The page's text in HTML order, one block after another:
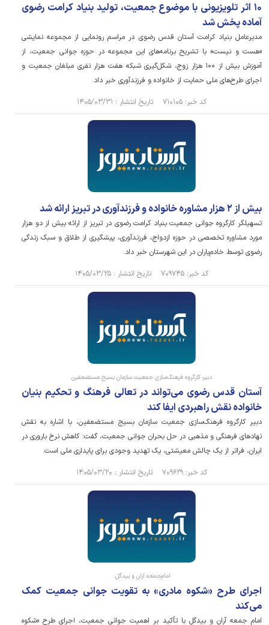
۱۰ اثر تلویزیونی با موضوع جمعیت، تولید بنیاد کرامت رضوی
آماده پخش شد
مدیرعامل بنیاد کرامت آستان قدس رضوی در مراسم رونمایی از مجموعه نمایشی
«هست و نیست» با تشریح برنامه‌های این مجموعه در حوزه جوانی جمعیت، از
آموزش بیش از ۱۰۰ هزار زوج، شکل‌گیری شبکه هفت هزار نفری مبلغان جمعیت و
اجرای طرح‌های ملی حمایت از خانواده و فرزندآوری خبر داد.
کد خبر: ۷۱۰۱۰۵ تاریخ انتشار : ۱۴۰۵/۰۳/۳۱
بیش از ۲ هزار مشاوره خانواده و فرزندآوری در تبریز ارائه شد
تسهیلگر کارگروه جوانی جمعیت بنیاد کرامت رضوی در تبریز از ارائه بیش از دو هزار
مورد مشاوره تخصصی در حوزه ازدواج، فرزندآوری، پیشگیری از طلاق و سبک زندگی
رضوی توسط خادم‌یاران در این شهرستان خبر داد.
کد خبر: ۷۰۹۷۴۵ تاریخ انتشار : ۱۴۰۵/۰۳/۲۵
دبیر کارگروه فرهنگ‌سازی جمعیت سازمان بسیج مستضعفین
آستان قدس رضوی می‌تواند در تعالی فرهنگ و تحکیم بنیان
خانواده نقش راهبردی ایفا کند
دبیر کارگروه فرهنگ‌سازی جمعیت سازمان بسیج مستضعفین، با اشاره به نقش
نهاد‌های فرهنگی و مذهبی در حل بحران جوانی جمعیت، گفت: کاهش نرخ باروری در
ایران، فراتر از یک چالش معیشتی، یک تهدید وجودی برای پایداری ملی است.
کد خبر: ۷۰۹۶۲۹ تاریخ انتشار : ۱۴۰۵/۰۳/۲۰
امام‌جمعه آران و بیدگل:
اجرای طرح «شکوه مادری» به تقویت جوانی جمعیت کمک
می‌کند
امام جمعه آران و بیدگل با تأکید بر اهمیت جوانی جمعیت، اجرای طرح «شکوه